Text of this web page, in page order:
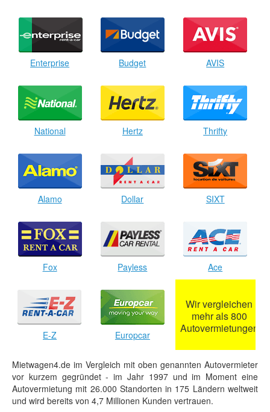
Enterprise Budget AVIS
National Hertz Thrifty
Alamo Dollar SIXT
Fox Payless Ace
E-Z Europcar
Wir vergleichen
mehr als 800
Autovermietungen
Mietwagen4.de im Vergleich mit oben genannten Autovermieter
vor kurzem gegründet - im Jahr 1997 und im Moment eine
Autovermietung mit 26.000 Standorten in 175 Ländern weltweit
und wird bereits von 4,7 Millionen Kunden vertrauen.